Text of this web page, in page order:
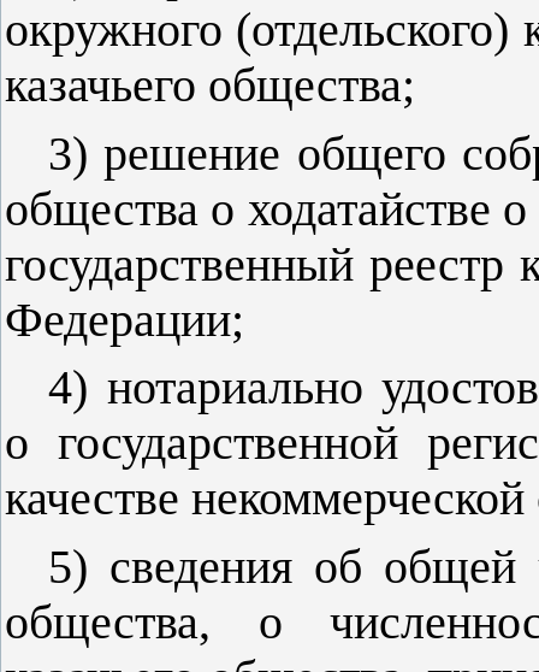
окружного (отдельского)
казачьего общества;
3) решение общего
общества о ходатайстве
государственный реестр
Федерации;
4) нотариально
о государственной
качестве
5) сведения об общей
общества, о